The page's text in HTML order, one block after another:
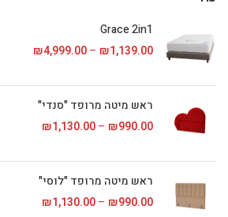
Grace 2in1
₪1,139.00
–
₪4,999.00
ראש מיטה מרופד "סנדי"
₪990.00
–
₪1,130.00
ראש מיטה מרופד "לוסי"
₪990.00
–
₪1,130.00